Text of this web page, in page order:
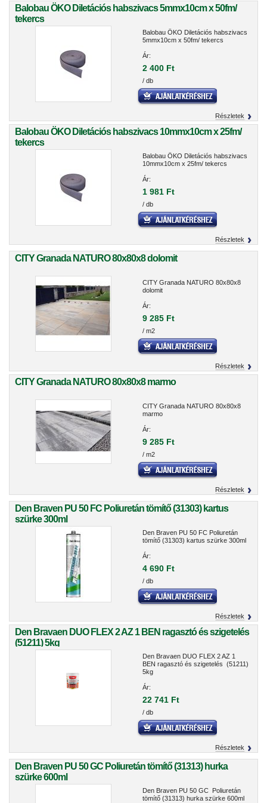
Balobau ÖKO Diletációs habszivacs 5mmx10cm x 50fm/
tekercs
Balobau ÖKO Diletációs habszivacs
5mmx10cm x 50fm/ tekercs
Ár:
2 400 Ft
/ db
Részletek
Balobau ÖKO Diletációs habszivacs 10mmx10cm x 25fm/
tekercs
Balobau ÖKO Diletációs habszivacs
10mmx10cm x 25fm/ tekercs
Ár:
1 981 Ft
/ db
Részletek
CITY Granada NATURO 80x80x8 dolomit
CITY Granada NATURO 80x80x8
dolomit
Ár:
9 285 Ft
/ m2
Részletek
CITY Granada NATURO 80x80x8 marmo
CITY Granada NATURO 80x80x8
marmo
Ár:
9 285 Ft
/ m2
Részletek
Den Braven PU 50 FC Poliuretán tömítő (31303) kartus
szürke 300ml
Den Braven PU 50 FC Poliuretán
tömítő (31303) kartus szürke 300ml
Ár:
4 690 Ft
/ db
Részletek
Den Bravaen DUO FLEX 2 AZ 1 BEN ragasztó és szigetelés
(51211) 5kg
Den Bravaen DUO FLEX 2 AZ 1
BEN ragasztó és szigetelés (51211)
5kg
Ár:
22 741 Ft
/ db
Részletek
Den Braven PU 50 GC Poliuretán tömítő (31313) hurka
szürke 600ml
Den Braven PU 50 GC Poliuretán
tömítő (31313) hurka szürke 600ml